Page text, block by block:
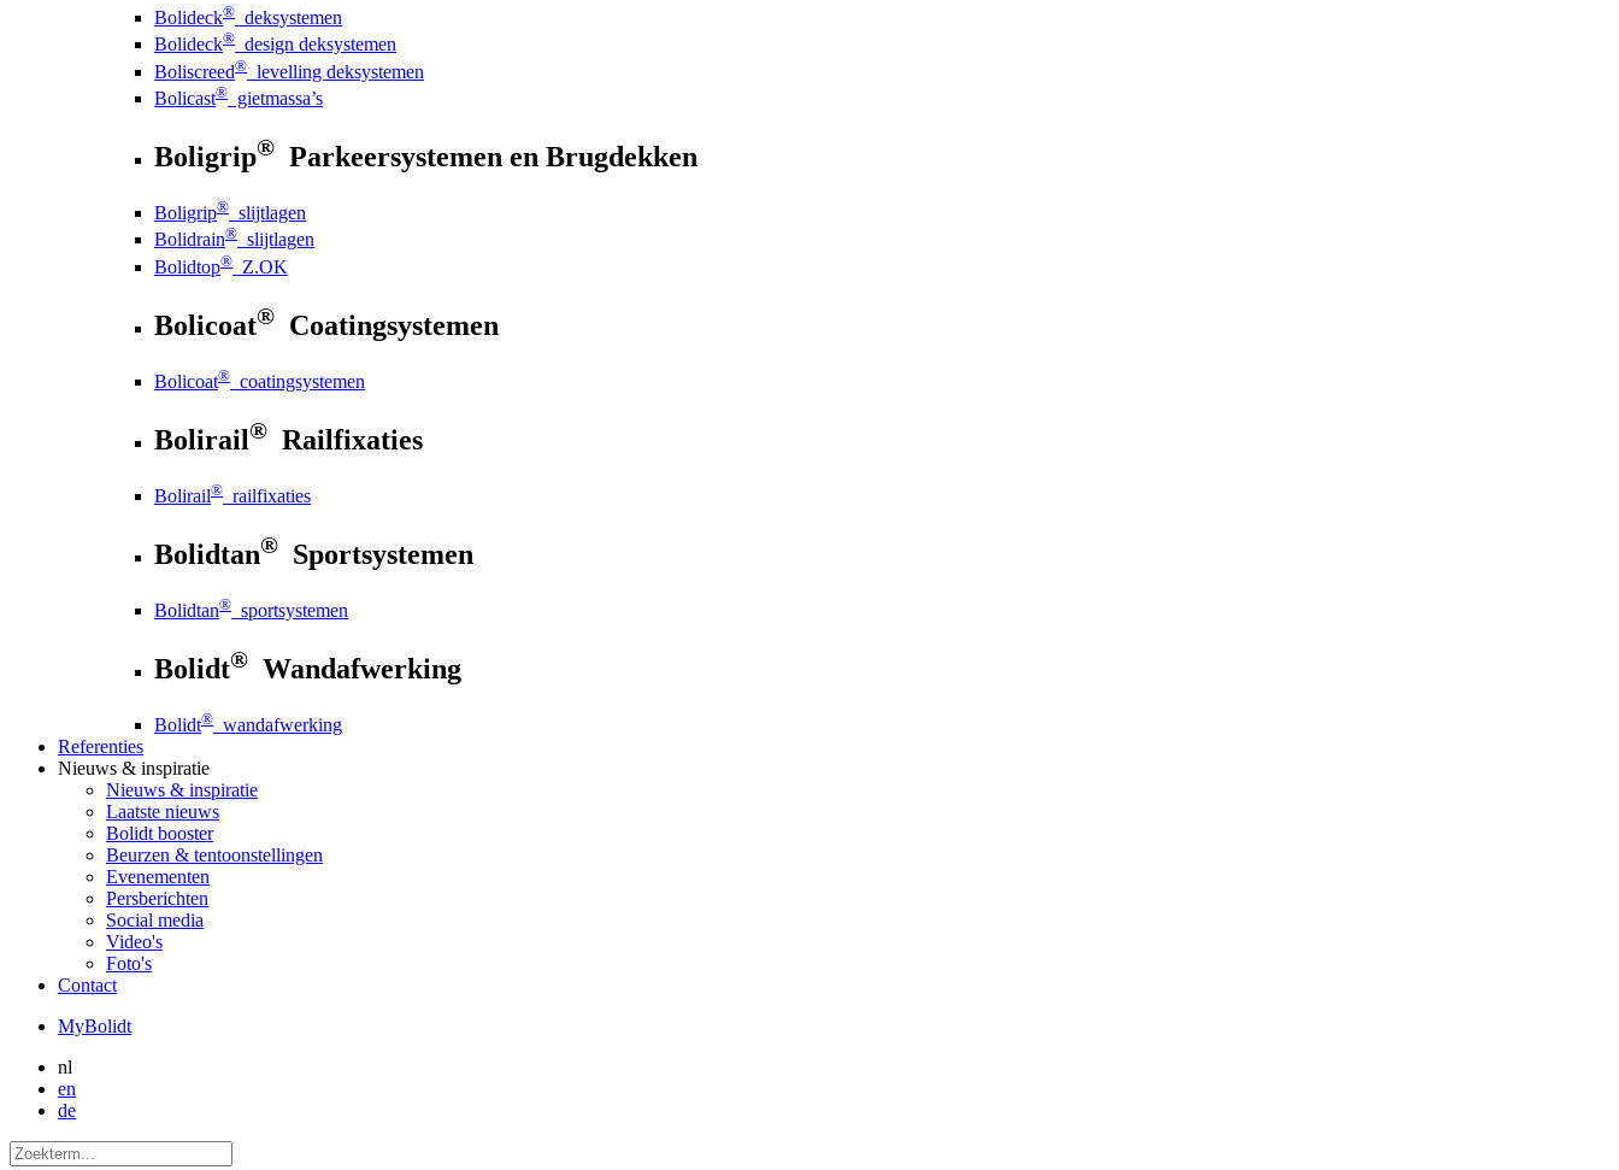
Bolideck® deksystemen
Bolideck® design deksystemen
Boliscreed® levelling deksystemen
Bolicast® gietmassa’s
Boligrip® Parkeersystemen en Brugdekken
Boligrip® slijtlagen
Bolidrain® slijtlagen
Bolidtop® Z.OK
Bolicoat® Coatingsystemen
Bolicoat® coatingsystemen
Bolirail® Railfixaties
Bolirail® railfixaties
Bolidtan® Sportsystemen
Bolidtan® sportsystemen
Bolidt® Wandafwerking
Bolidt® wandafwerking
Referenties
Nieuws & inspiratie
Nieuws & inspiratie
Laatste nieuws
Bolidt booster
Beurzen & tentoonstellingen
Evenementen
Persberichten
Social media
Video's
Foto's
Contact
MyBolidt
nl
en
de